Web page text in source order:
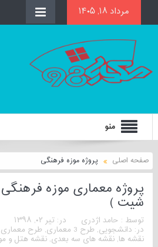
مرداد ۱۸, ۱۴۰۵
منو
صفحه اصلی پروژه موزه فرهنگی
پروژه معماری موزه
شیت )
توسط : حامد اژدری در: تیر ۰۲, ۱۳۹۸
در: دانشجویی, طرح 3 معماری , طرح معماری
نقشه ها, نقشه های سه بعدی, نقشه هتل و